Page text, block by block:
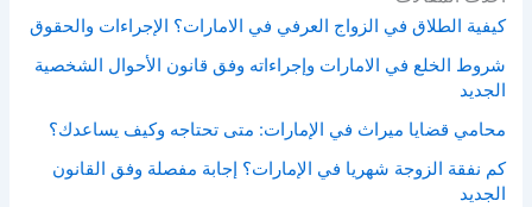
كيفية الطلاق في الزواج العرفي في الامارات؟ الإجراءات والحقوق
شروط الخلع في الامارات وإجراءاته وفق قانون الأحوال الشخصية
الجديد
محامي قضايا ميراث في الإمارات: متى تحتاجه وكيف يساعدك؟
كم نفقة الزوجة شهريا في الإمارات؟ إجابة مفصلة وفق القانون
الجديد